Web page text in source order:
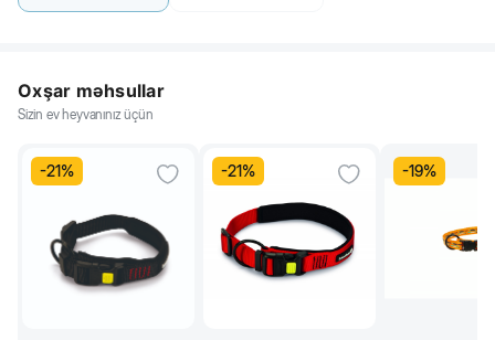
Oxşar məhsullar
Sizin ev heyvanınız üçün
-21% -21% -19%